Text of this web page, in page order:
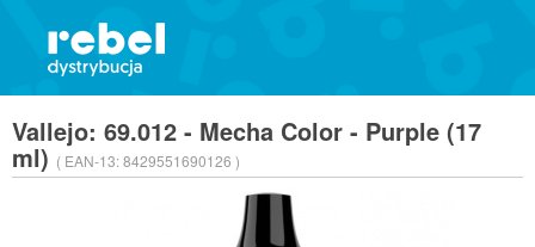
Vallejo: 69.012 - Mecha Color - Purple (17
ml) ( EAN-13:8429551690126 )